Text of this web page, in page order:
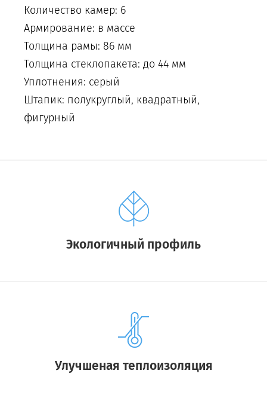
Количество камер: 6
Армирование: в массе
Толщина рамы: 86 мм
Толщина стеклопакета: до 44 мм
Уплотнения: серый
Штапик: полукруглый, квадратный,
фигурный
Экологичный профиль
Улучшеная теплоизоляция